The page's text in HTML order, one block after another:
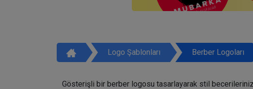
Logo Şablonları Berber Logoları
Gösterişli bir berber logosu tasarlayarak stil